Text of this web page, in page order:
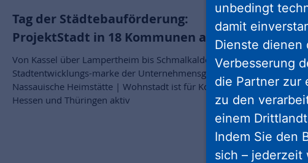
Tag der Städtebauförderung:
ProjektStadt in 18 Kommunen aktiv
Von Kassel über Lampertheim bis Schmalkalden: Die
Stadtentwicklungs-marke der Unternehmensgruppe
Nassauische Heimstätte | Wohnstadt ist für Kommunen in
Hessen und Thüringen aktiv
Der
sind
unbedingt
damit
Dienste dienen
Verbesserung
die Partner zur
zu den
einem
Indem Sie den
sich – jederzeit